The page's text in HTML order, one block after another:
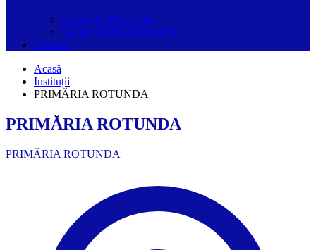
Grupurile Whatsapp
Spațiul Ghidul Primăriilor
Contact
Acasă
Instituții
PRIMĂRIA ROTUNDA
PRIMĂRIA ROTUNDA
PRIMĂRIA ROTUNDA